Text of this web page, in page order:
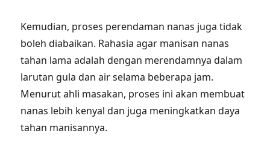
Kemudian, proses perendaman nanas juga tidak
boleh diabaikan. Rahasia agar manisan nanas
tahan lama adalah dengan merendamnya dalam
larutan gula dan air selama beberapa jam.
Menurut ahli masakan, proses ini akan membuat
nanas lebih kenyal dan juga meningkatkan daya
tahan manisannya.